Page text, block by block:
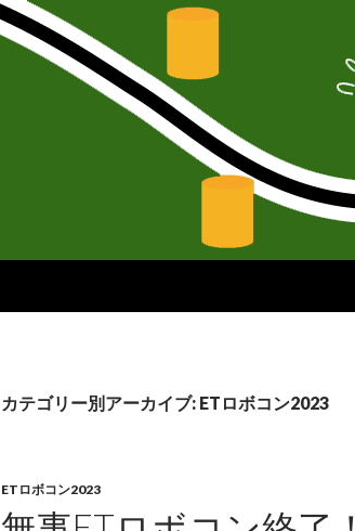
カテゴリー別アーカイブ: ETロボコン2023
ETロボコン2023